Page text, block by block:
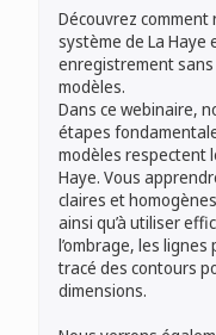
Découvrez
système de La Haye
enregistrement
modèles.
Dans ce webinaire,
étapes
modèles respectent
Haye. Vous
claires et
ainsi qu’à utiliser
l’ombrage, les
tracé des contours
dimensions.